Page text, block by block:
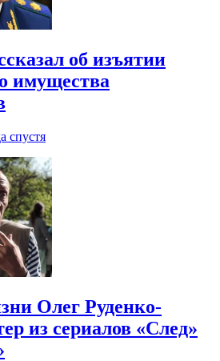
об изъятии
имущества
спустя
Олег Руденко-
из сериалов «След»